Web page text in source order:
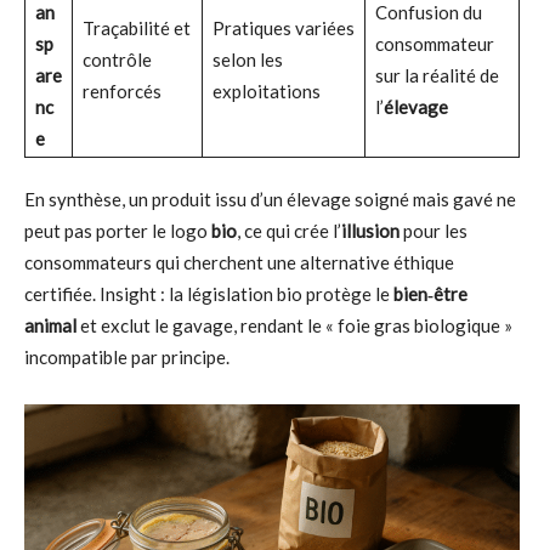
an
sp
are
nc
e
Traçabilité et
contrôle
renforcés
Pratiques variées
selon les
exploitations
Confusion du
consommateur
sur la réalité de
l’élevage
En synthèse, un produit issu d’un élevage soigné mais gavé ne
peut pas porter le logo bio, ce qui crée l’illusionpour les
consommateurs qui cherchent une alternative éthique
certifiée. Insight : la législation bio protège lebien‑être
animalet exclut le gavage, rendant le « foie gras biologique »
incompatible par principe.